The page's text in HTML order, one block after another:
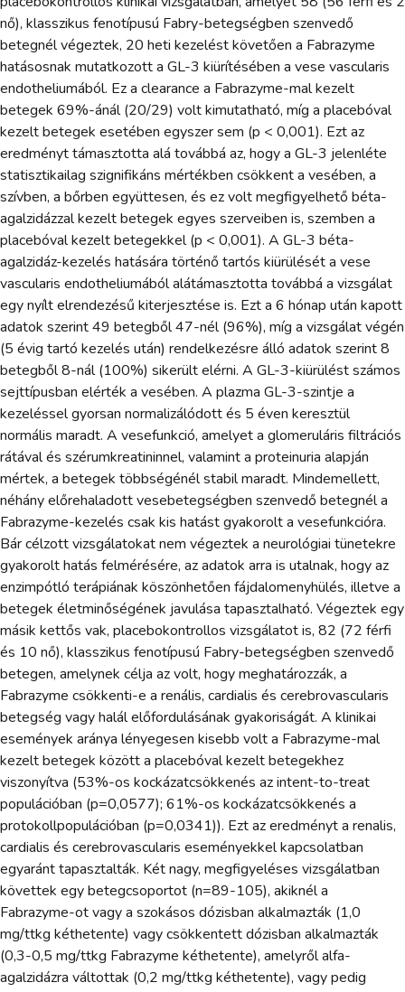
nő), klasszikus fenotípusú Fabry-betegségben szenvedő
betegnél végeztek, 20 heti kezelést követően a Fabrazyme
hatásosnak mutatkozott a GL-3 kiürítésében a vese vascularis
endotheliumából. Ez a clearance a Fabrazyme-mal kezelt
betegek 69%-ánál (20/29) volt kimutatható, míg a placebóval
kezelt betegek esetében egyszer sem (p < 0,001). Ezt az
eredményt támasztotta alá továbbá az, hogy a GL-3 jelenléte
statisztikailag szignifikáns mértékben csökkent a vesében, a
szívben, a bőrben együttesen, és ez volt megfigyelhető béta-
agalzidázzal kezelt betegek egyes szerveiben is, szemben a
placebóval kezelt betegekkel (p < 0,001). A GL-3 béta-
agalzidáz-kezelés hatására történő tartós kiürülését a vese
vascularis endotheliumából alátámasztotta továbbá a vizsgálat
egy nyílt elrendezésű kiterjesztése is. Ezt a 6 hónap után kapott
adatok szerint 49 betegből 47-nél (96%), míg a vizsgálat végén
(5 évig tartó kezelés után) rendelkezésre álló adatok szerint 8
betegből 8-nál (100%) sikerült elérni. A GL-3-kiürülést számos
sejttípusban elérték a vesében. A plazma GL-3-szintje a
kezeléssel gyorsan normalizálódott és 5 éven keresztül
normális maradt. A vesefunkció, amelyet a glomeruláris filtrációs
rátával és szérumkreatininnel, valamint a proteinuria alapján
mértek, a betegek többségénél stabil maradt. Mindemellett,
néhány előrehaladott vesebetegségben szenvedő betegnél a
Fabrazyme-kezelés csak kis hatást gyakorolt a vesefunkcióra.
Bár célzott vizsgálatokat nem végeztek a neurológiai tünetekre
gyakorolt hatás felmérésére, az adatok arra is utalnak, hogy az
enzimpótló terápiának köszönhetően fájdalomenyhülés, illetve a
betegek életminőségének javulása tapasztalható. Végeztek egy
másik kettős vak, placebokontrollos vizsgálatot is, 82 (72 férfi
és 10 nő), klasszikus fenotípusú Fabry-betegségben szenvedő
betegen, amelynek célja az volt, hogy meghatározzák, a
Fabrazyme csökkenti-e a renális, cardialis és cerebrovascularis
betegség vagy halál előfordulásának gyakoriságát. A klinikai
események aránya lényegesen kisebb volt a Fabrazyme-mal
kezelt betegek között a placebóval kezelt betegekhez
viszonyítva (53%-os kockázatcsökkenés az intent-to-treat
populációban (p=0,0577); 61%-os kockázatcsökkenés a
protokollpopulációban (p=0,0341)). Ezt az eredményt a renalis,
cardialis és cerebrovascularis eseményekkel kapcsolatban
egyaránt tapasztalták. Két nagy, megfigyeléses vizsgálatban
követtek egy betegcsoportot (n=89-105), akiknél a
Fabrazyme-ot vagy a szokásos dózisban alkalmazták (1,0
mg/ttkg kéthetente) vagy csökkentett dózisban alkalmazták
(0,3-0,5 mg/ttkg Fabrazyme kéthetente), amelyről alfa-
agalzidázra váltottak (0,2 mg/ttkg kéthetente), vagy pedig